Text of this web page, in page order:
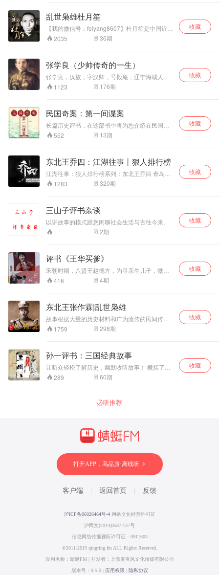
立团团长。1913年7月，投靠冯国璋，先后任江
苏陆军军官教育团监理、江苏将军公署副官长、
总统府侍从武官长。1921年至奉天张作霖处，民
国十三年（1924年）9月，第二次直奉战争时任
奉军第二军副军长。第二次直奉战争后，改任宣
兵败下野，1932年由日本回国，潜居天津租界。
同年9月3日，被山东省政府参议郑继成枪杀于津
浦铁路济南车站
乱世枭雄杜月笙
【我的微信号：feiyang8607】杜月笙是中国近代
史上一个传奇人物。他从一个小瘪三混进十里洋
场，成为上海当时活跃的政治风云人物。他的发
气、他的机灵诡诈，还是那混乱的时局？飞扬为
你讲述《乱世枭雄杜月笙》。
2035 36期
收藏
张学良（少帅传奇的一生）
张学良，汉族，字汉卿，号毅庵，辽宁海城人，
奉系军阀首领张作霖的长子，国民革命军陆军一
级上将，任东北边防军司令长官等职。1931
令，使日军很快侵占东三省。
1123 176期
收藏
民国奇案：第一间谍案
长篇历史评书，在这部书中将为您介绍在民国时
期政界、军界、甚至交际界的传奇人物，混乱的
年代出英雄，民国就是一个出奇人的地方，无论
这些人物的奇案。
552 13期
收藏
东北王乔四：江湖往事丨狠人排行榜
江湖往事：狠人排行榜系列：东北王乔四 青岛聂
磊，京城加代，东北乔四，黑老大刘勇，长春孙
世贤...江湖大哥的故事 他们在江湖上曾经搅动一
脚就会有无数人去领盒饭，虽然他们都已故去，
但他们的传说也在江湖中留下了浓墨淡彩的一
笔。
1283 320期
收藏
三山子评书杂谈
以讲故事的模式跟您闲聊社会生活与古往今来。
--
2期
收藏
评书《王华买爹》
宋朝时期，八贤王赵德方，为寻亲生儿子，微服
私访来到苏州。 在这人生地不熟的地方，盘缠用
尽。大街上自卖自身偶遇打鱼汉王华……演播人
416 4期
收藏
东北王张作霖|乱世枭雄
故事根据大量的历史材料和广为流传的民间传说
精心创作而成，语言生动，人物鲜明，悬念环环
相扣，故事引人入胜，传播广泛。在讲述张氏父
混战时代背景，使人们可以从一个侧面进一步了
解中国近现代史。
1759 298期
收藏
孙一评书：三国经典故事
让听众轻松了解历史，幽默收听故事！ 概括了三
国历史巨变，塑造了叱咤风云的三国英雄！ 三国
中的英雄人物，各种典故故事尽情收听！
289 60期
收藏
必听推荐
打开APP，高品质·离线听
客户端 返回首页 反馈
沪ICP备06026464号-4 网络文化经营许可证
沪网文[2014]0587-137号
信息网络传播视听许可证：0911603
©2011-2019 qingting.fm ALL Rights Reserved.
应用名称：蜻蜓FM | 开发者：上海麦克风文化传媒有限公司
版本号：9.5.0 | 应用权限 | 隐私协议